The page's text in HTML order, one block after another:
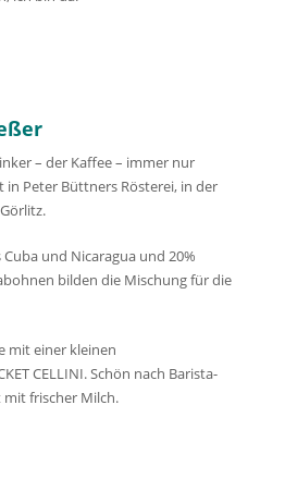
– der Kaffee – immer nur
in Peter Büttners Rösterei, in der
und Nicaragua und 20%
bilden die Mischung für die
mit einer kleinen
CELLINI. Schön nach Barista-
frischer Milch.